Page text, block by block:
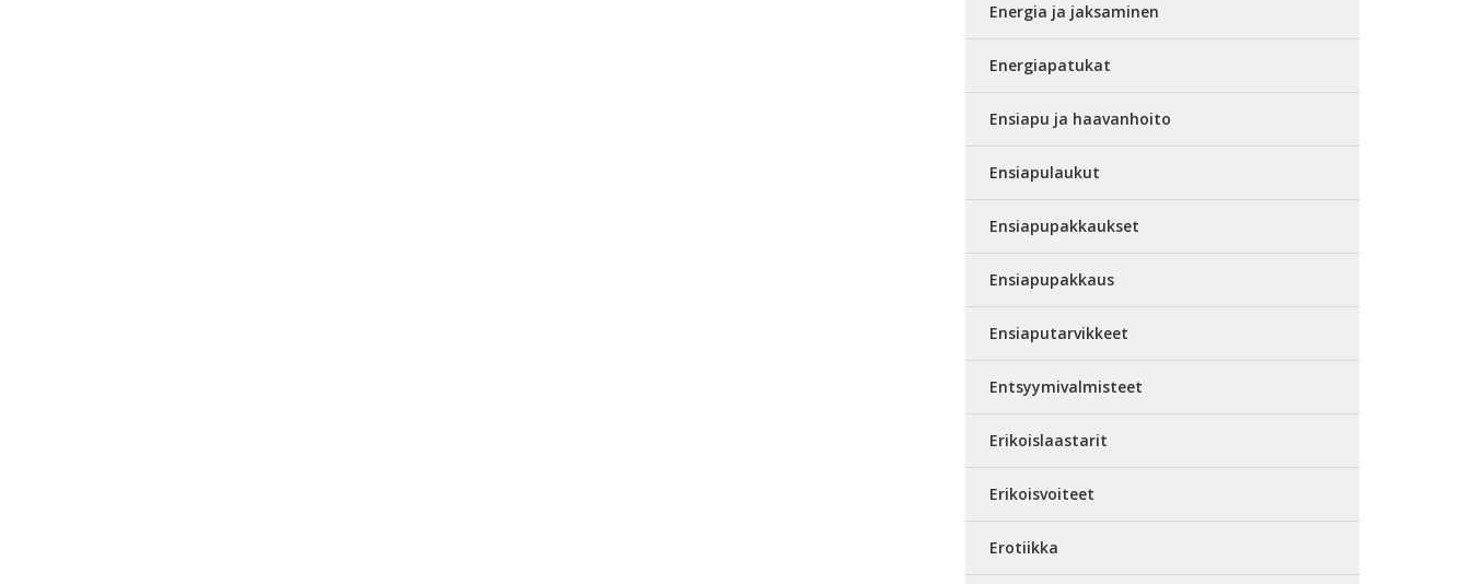
Energia ja jaksaminen
Energiapatukat
Ensiapu ja haavanhoito
Ensiapulaukut
Ensiapupakkaukset
Ensiapupakkaus
Ensiaputarvikkeet
Entsyymivalmisteet
Erikoislaastarit
Erikoisvoiteet
Erotiikka